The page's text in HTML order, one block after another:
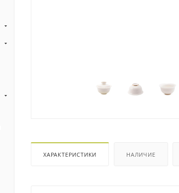
ХАРАКТЕРИСТИКИ НАЛИЧИЕ